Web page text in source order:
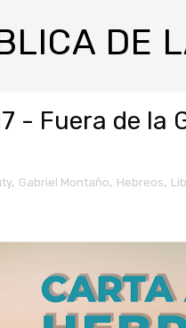
DE
- Fuera de la
, Gabriel Montaño, Hebreos,